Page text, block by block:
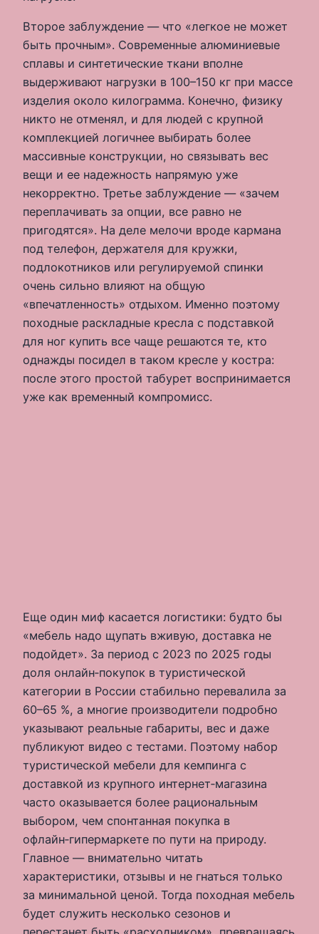
Второе заблуждение — что «легкое не может
быть прочным». Современные алюминиевые
сплавы и синтетические ткани вполне
выдерживают нагрузки в 100–150 кг при массе
изделия около килограмма. Конечно, физику
никто не отменял, и для людей с крупной
комплекцией логичнее выбирать более
массивные конструкции, но связывать вес
вещи и ее надежность напрямую уже
некорректно. Третье заблуждение — «зачем
переплачивать за опции, все равно не
пригодятся». На деле мелочи вроде кармана
под телефон, держателя для кружки,
подлокотников или регулируемой спинки
очень сильно влияют на общую
«впечатленность» отдыхом. Именно поэтому
походные раскладные кресла с подставкой
для ног купить все чаще решаются те, кто
однажды посидел в таком кресле у костра:
после этого простой табурет воспринимается
уже как временный компромисс.
Еще один миф касается логистики: будто бы
«мебель надо щупать вживую, доставка не
подойдет». За период с 2023 по 2025 годы
доля онлайн‑покупок в туристической
категории в России стабильно перевалила за
60–65 %, а многие производители подробно
указывают реальные габариты, вес и даже
публикуют видео с тестами. Поэтому набор
туристической мебели для кемпинга с
доставкой из крупного интернет‑магазина
часто оказывается более рациональным
выбором, чем спонтанная покупка в
офлайн‑гипермаркете по пути на природу.
Главное — внимательно читать
характеристики, отзывы и не гнаться только
за минимальной ценой. Тогда походная мебель
будет служить несколько сезонов и